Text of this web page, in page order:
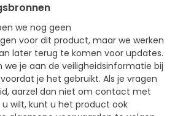
we nog geen
voor dit product, maar we werken
later terug te komen voor updates.
we je aan de veiligheidsinformatie bij
je het gebruikt. Als je vragen
aarzel dan niet om contact met
wilt, kunt u het product ook